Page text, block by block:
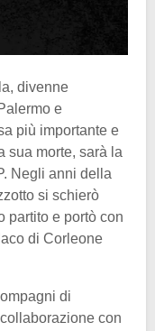
divenne
e
più importante e
sua morte, sarà la
Negli anni della
si schierò
partito e portò con
di Corleone
di
con